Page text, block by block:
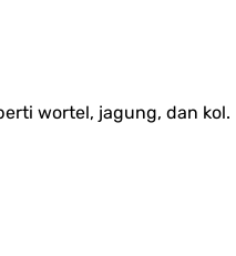
wortel, jagung, dan kol.